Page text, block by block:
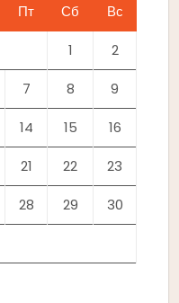
Пт Сб Вс
1 2
7 8 9
14 15 16
21 22 23
28 29 30